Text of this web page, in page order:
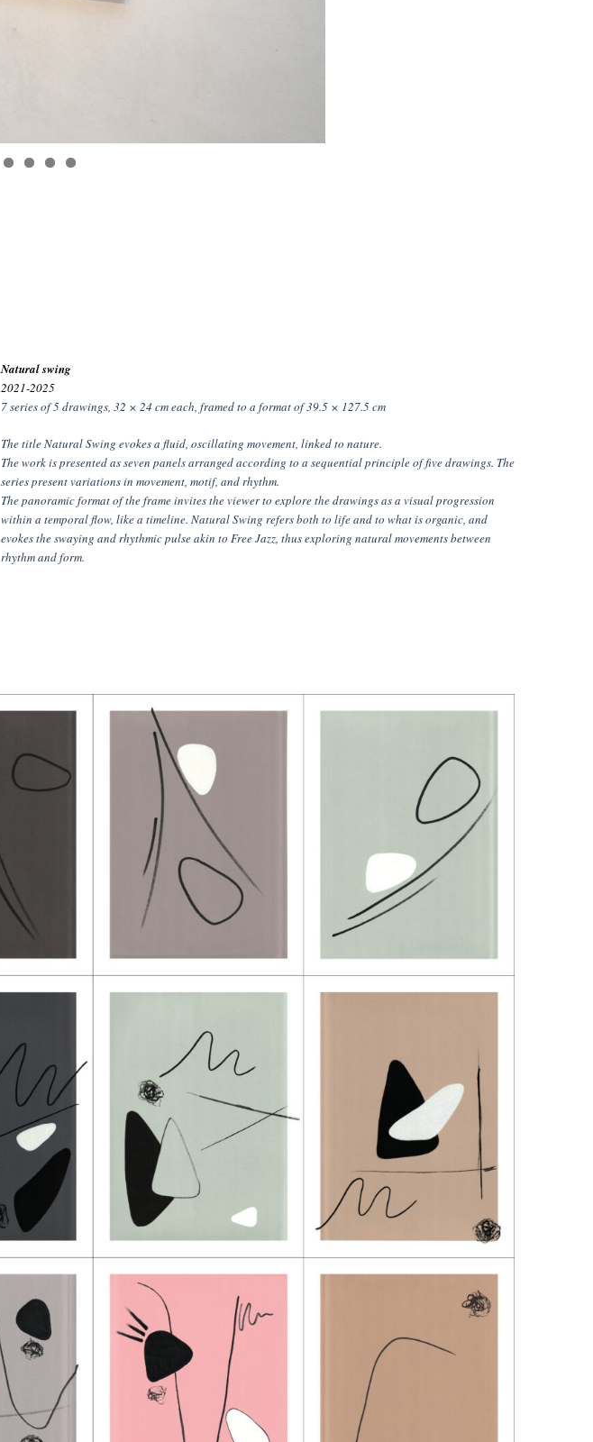
Natural swing
2021-2025
7 series of 5 drawings, 32 × 24 cm each, framed to a format of 39.5 × 127.5 cm
The title Natural Swing evokes a fluid, oscillating movement, linked to nature.
The work is presented as seven panels arranged according to a sequential principle of five drawings. The
series present variations in movement, motif, and rhythm.
The panoramic format of the frame invites the viewer to explore the drawings as a visual progression
within a temporal flow, like a timeline. Natural Swing refers both to life and to what is organic, and
evokes the swaying and rhythmic pulse akin to Free Jazz, thus exploring natural movements between
rhythm and form.